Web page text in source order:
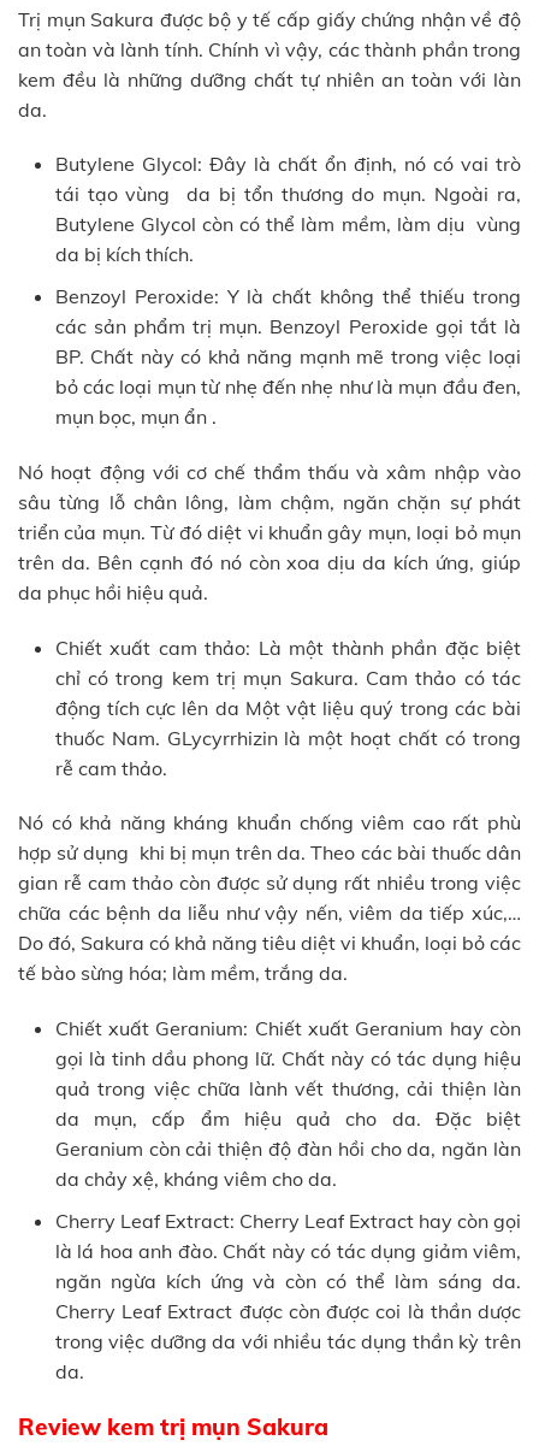
Trị mụn Sakura được bộ y tế cấp giấy chứng nhận về độ
an toàn và lành tính. Chính vì vậy, các thành phần trong
kem đều là những dưỡng chất tự nhiên an toàn với làn
da.
Butylene Glycol: Đây là chất ổn định, nó có vai trò
tái tạo vùng da bị tổn thương do mụn. Ngoài ra,
Butylene Glycol còn có thể làm mềm, làm dịu vùng
da bị kích thích.
Benzoyl Peroxide: Y là chất không thể thiếu trong
các sản phẩm trị mụn. Benzoyl Peroxide gọi tắt là
BP. Chất này có khả năng mạnh mẽ trong việc loại
bỏ các loại mụn từ nhẹ đến nhẹ như là mụn đầu đen,
mụn bọc, mụn ẩn .
Nó hoạt động với cơ chế thẩm thấu và xâm nhập vào
sâu từng lỗ chân lông, làm chậm, ngăn chặn sự phát
triển của mụn. Từ đó diệt vi khuẩn gây mụn, loại bỏ mụn
trên da. Bên cạnh đó nó còn xoa dịu da kích ứng, giúp
da phục hồi hiệu quả.
Chiết xuất cam thảo: Là một thành phần đặc biệt
chỉ có trong kem trị mụn Sakura. Cam thảo có tác
động tích cực lên da Một vật liệu quý trong các bài
thuốc Nam. GLycyrrhizin là một hoạt chất có trong
rễ cam thảo.
Nó có khả năng kháng khuẩn chống viêm cao rất phù
hợp sử dụng khi bị mụn trên da. Theo các bài thuốc dân
gian rễ cam thảo còn được sử dụng rất nhiều trong việc
chữa các bệnh da liễu như vậy nến, viêm da tiếp xúc,…
Do đó, Sakura có khả năng tiêu diệt vi khuẩn, loại bỏ các
tế bào sừng hóa; làm mềm, trắng da.
Chiết xuất Geranium: Chiết xuất Geranium hay còn
gọi là tinh dầu phong lữ. Chất này có tác dụng hiệu
quả trong việc chữa lành vết thương, cải thiện làn
da mụn, cấp ẩm hiệu quả cho da. Đặc biệt
Geranium còn cải thiện độ đàn hồi cho da, ngăn làn
da chảy xệ, kháng viêm cho da.
Cherry Leaf Extract: Cherry Leaf Extract hay còn gọi
là lá hoa anh đào. Chất này có tác dụng giảm viêm,
ngăn ngừa kích ứng và còn có thể làm sáng da.
Cherry Leaf Extract được còn được coi là thần dược
trong việc dưỡng da với nhiều tác dụng thần kỳ trên
da.
Review kem trị mụn Sakura